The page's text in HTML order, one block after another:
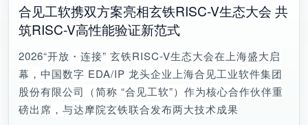
合见工软携双方案亮相玄铁RISC-V生态大会 共
筑RISC-V高性能验证新范式
2026“开放・连接” 玄铁RISC-V生态大会在上海盛大启
幕，中国数字 EDA/IP 龙头企业上海合见工业软件集团
股份有限公司（简称 “合见工软”）作为核心合作伙伴重
磅出席，与达摩院玄铁联合发布两大技术成果